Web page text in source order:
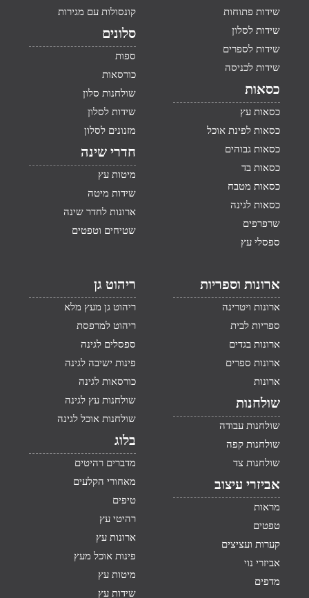
שידות פתוחות
שידות לסלון
שידות לספרים
שידות לכניסה
כסאות
כסאות עץ
כסאות לפינת אוכל
כסאות גבוהים
כסאות בד
כסאות מטבח
כסאות לגינה
שרפרפים
ספסלי עץ
קונסולות עם מגירות
סלונים
ספות
כורסאות
שולחנות סלון
שידות לסלון
מזנונים לסלון
חדרי שינה
מיטות עץ
שידות מיטה
ארונות לחדר שינה
שטיחים וטפטים
ארונות וספריות
ארונות ויטרינה
ספריות לבית
ארונות בגדים
ארונות ספרים
ארונות
שולחנות
שולחנות עבודה
שולחנות קפה
שולחנות צד
אביזרי עיצוב
מראות
טפטים
קערות ועציצים
אביזרי נוי
מדפים
ריהוט גן
ריהוט גן מעץ מלא
ריהוט למרפסת
ספסלים לגינה
פינות ישיבה לגינה
כורסאות לגינה
שולחנות עץ לגינה
שולחנות אוכל לגינה
בלוג
מדברים רהיטים
מאחורי הקלעים
טיפים
רהיטי עץ
ארונות עץ
פינות אוכל מעץ
מיטות עץ
שידות עץ